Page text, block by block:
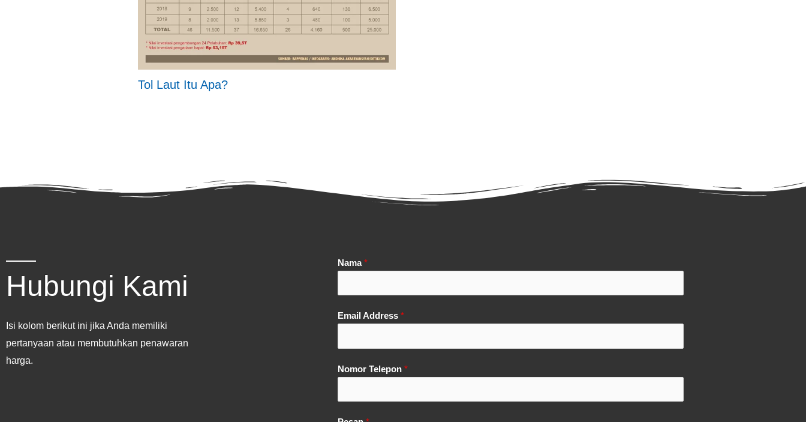
Tol Laut Itu Apa?
Hubungi Kami
Isi kolom berikut ini jika Anda memiliki
pertanyaan atau membutuhkan penawaran
harga.
Nama*
Email Address *
Nomor Telepon *